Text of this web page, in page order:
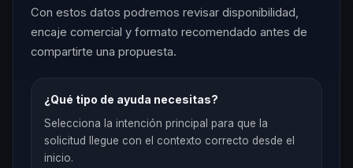
Con estos datos podremos revisar disponibilidad,
encaje comercial y formato recomendado antes de
compartirte una propuesta.
¿Qué tipo de ayuda necesitas?
Selecciona la intención principal para que la
solicitud llegue con el contexto correcto desde el
inicio.